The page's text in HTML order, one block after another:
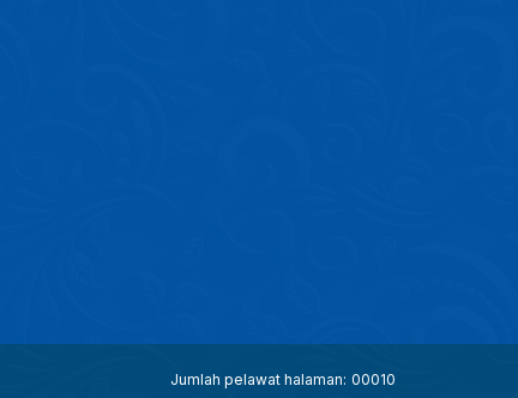
Jumlah pelawat halaman: 00010